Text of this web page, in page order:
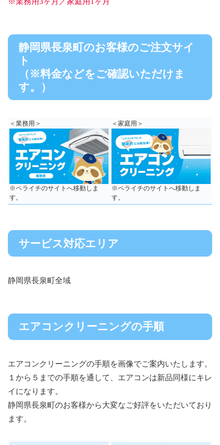
静岡県長泉町のお客様のご注文サイ
ト
（※料金などをご確認いただけま
す。）
＜業務用＞
※ペライチのサイトへ移動しま
す。
＜家庭用＞
※ペライチのサイトへ移動しま
す。
サービス対応エリア
静岡県長泉町全域
エアコンクリーニングの手順
エアコンクリーニングの手順を画像でご案内いたします。
１から５までの手順を通して、エアコンは新品同様にキレ
イになります。
静岡県長泉町のお客様から大変なご好評をいただいており
ます。